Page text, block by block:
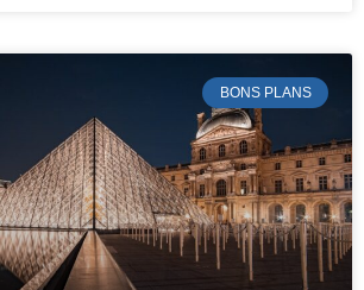
BONS PLANS